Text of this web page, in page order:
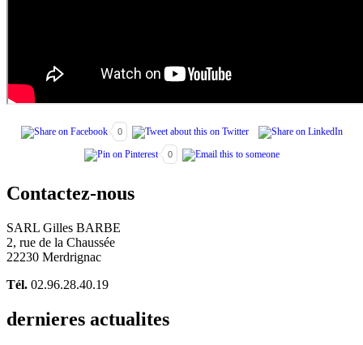
0
0
Contactez-nous
SARL Gilles BARBE
2, rue de la Chaussée
22230 Merdrignac
Tél. 02.96.28.40.19
dernieres actualites